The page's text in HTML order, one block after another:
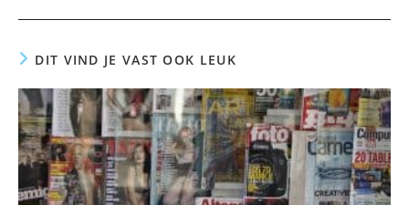
DIT VIND JE VAST OOK LEUK